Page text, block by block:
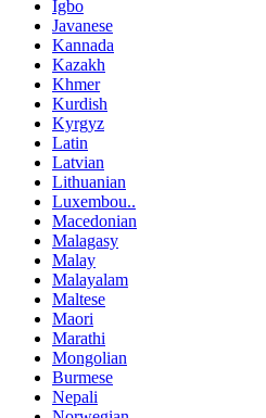
Igbo
Javanese
Kannada
Kazakh
Khmer
Kurdish
Kyrgyz
Latin
Latvian
Lithuanian
Luxembou..
Macedonian
Malagasy
Malay
Malayalam
Maltese
Maori
Marathi
Mongolian
Burmese
Nepali